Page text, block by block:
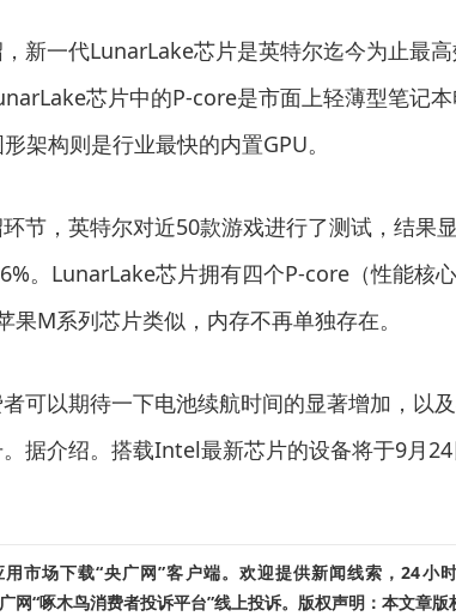
新一代LunarLake芯片是英特尔迄今为止最
芯片中的P-core是市面上轻薄型笔记
架构则是行业最快的内置GPU。
节，英特尔对近50款游戏进行了测试，结果
。LunarLake芯片拥有四个P-core（性能核
果M系列芯片类似，内存不再单独存在。
可以期待一下电池续航时间的显著增加，以
据介绍。搭载Intel最新芯片的设备将于9月24
市场下载“央广网”客户端。欢迎提供新闻线索，24小
网“啄木鸟消费者投诉平台”线上投诉。版权声明：本文章版